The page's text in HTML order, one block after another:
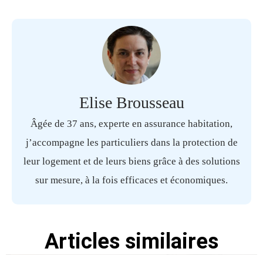
Elise Brousseau
Âgée de 37 ans, experte en assurance habitation,
j’accompagne les particuliers dans la protection de
leur logement et de leurs biens grâce à des solutions
sur mesure, à la fois efficaces et économiques.
Articles similaires